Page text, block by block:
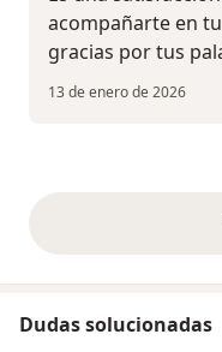
acompañarte en
gracias por tus
13 de enero de 2026
Dudas solucionadas